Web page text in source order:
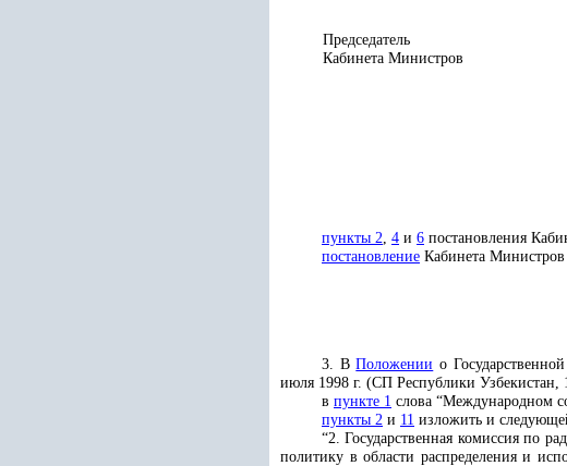
Председатель
Кабинета Министров
пункты 2, 4 и 6 постановления
постановление Кабинета
3. ВПоложении о
июля 1998 г. (СП Республики Узбекистан,
в пункте 1 слова “Международном
пункты 2 и 11 изложить и
“2. Государственная комиссия по
политику в области распределения и